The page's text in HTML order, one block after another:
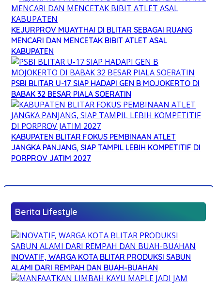
KEJURPROV MUAYTHAI DI BLITAR SEBAGAI RUANG
MENCARI DAN MENCETAK BIBIT ATLET ASAL
KABUPATEN
PSBI BLITAR U-17 SIAP HADAPI GEN B MOJOKERTO DI
BABAK 32 BESAR PIALA SOERATIN
KABUPATEN BLITAR FOKUS PEMBINAAN ATLET
JANGKA PANJANG, SIAP TAMPIL LEBIH KOMPETITIF DI
PORPROV JATIM 2027
Berita Lifestyle
INOVATIF, WARGA KOTA BLITAR PRODUKSI SABUN
ALAMI DARI REMPAH DAN BUAH-BUAHAN